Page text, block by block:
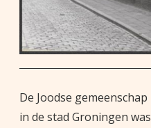
De Joodse gemeenschap
in de stad Groningen was